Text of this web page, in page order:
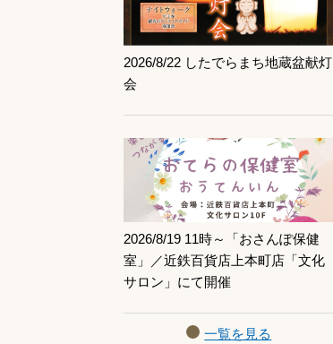
2026/8/22 したでらまち地蔵盆献灯
会
記事を読む
2026/8/19 11時～「おさんぽ保健
室」／近鉄百貨店上本町店「文化
サロン」にて開催
記事を読む
一覧を見る